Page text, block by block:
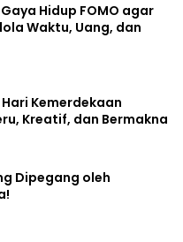
Hidup FOMO agar
Waktu, Uang, dan
Kemerdekaan
Kreatif, dan Bermakna
Dipegang oleh